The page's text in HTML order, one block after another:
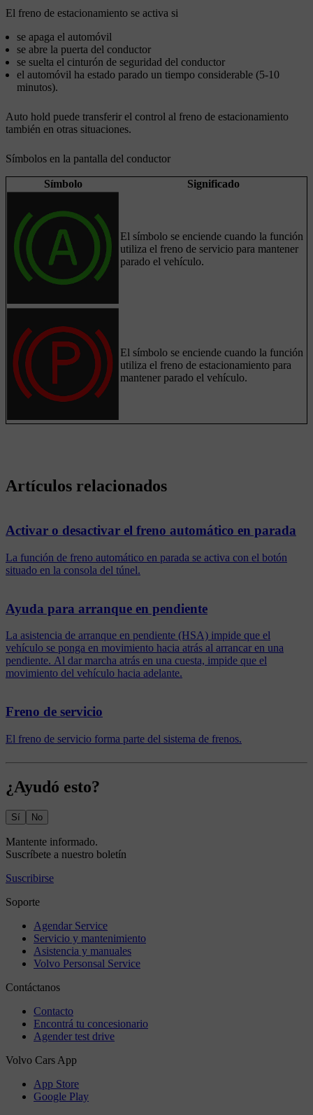
El freno de estacionamiento se activa si
se apaga el automóvil
se abre la puerta del conductor
se suelta el cinturón de seguridad del conductor
el automóvil ha estado parado un tiempo considerable (5-10
minutos).
Auto hold puede transferir el control al freno de estacionamiento
también en otras situaciones.
Símbolos en la pantalla del conductor
Símbolo Significado
El símbolo se enciende cuando la función
utiliza el freno de servicio para mantener
parado el vehículo.
El símbolo se enciende cuando la función
utiliza el freno de estacionamiento para
mantener parado el vehículo.
Artículos relacionados
Activar o desactivar el freno automático en parada
La función de freno automático en parada se activa con el botón
situado en la consola del túnel.
Ayuda para arranque en pendiente
La asistencia de arranque en pendiente (HSA) impide que el
vehículo se ponga en movimiento hacia atrás al arrancar en una
pendiente. Al dar marcha atrás en una cuesta, impide que el
movimiento del vehículo hacia adelante.
Freno de servicio
El freno de servicio forma parte del sistema de frenos.
¿Ayudó esto?
Sí No